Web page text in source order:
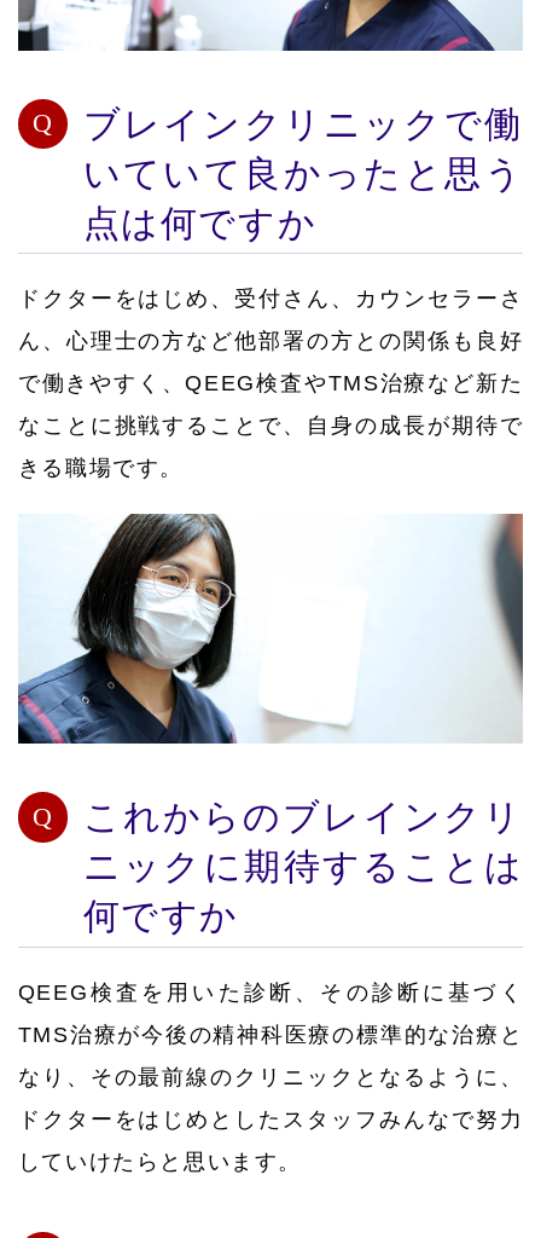
ブレインクリニックで働
いていて良かったと思う
点は何ですか
ドクターをはじめ、受付さん、カウンセラーさ
ん、心理士の方など他部署の方との関係も良好
で働きやすく、QEEG検査やTMS治療など新た
なことに挑戦することで、自身の成長が期待で
きる職場です。
これからのブレインクリ
ニックに期待することは
何ですか
QEEG検査を用いた診断、その診断に基づく
TMS治療が今後の精神科医療の標準的な治療と
なり、その最前線のクリニックとなるように、
ドクターをはじめとしたスタッフみんなで努力
していけたらと思います。